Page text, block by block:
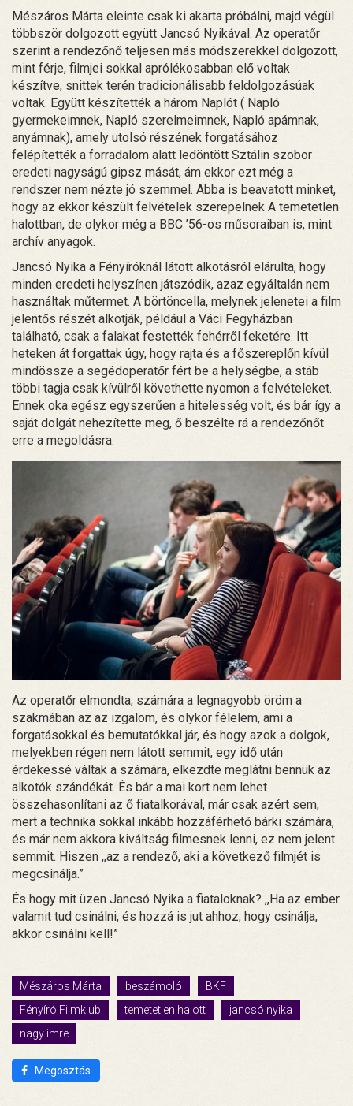
Mészáros Márta eleinte csak ki akarta próbálni, majd végül
többször dolgozott együtt Jancsó Nyikával. Az operatőr
szerint a rendezőnő teljesen más módszerekkel dolgozott,
mint férje, filmjei sokkal aprólékosabban elő voltak
készítve, snittek terén tradicionálisabb feldolgozásúak
voltak. Együtt készítették a három Naplót ( Napló
gyermekeimnek, Napló szerelmeimnek, Napló apámnak,
anyámnak), amely utolsó részének forgatásához
felépítették a forradalom alatt ledöntött Sztálin szobor
eredeti nagyságú gipsz mását, ám ekkor ezt még a
rendszer nem nézte jó szemmel. Abba is beavatott minket,
hogy az ekkor készült felvételek szerepelnek A temetetlen
halottban, de olykor még a BBC ’56-os műsoraiban is, mint
archív anyagok.
Jancsó Nyika a Fényíróknál látott alkotásról elárulta, hogy
minden eredeti helyszínen játszódik, azaz egyáltalán nem
használtak műtermet. A börtöncella, melynek jelenetei a film
jelentős részét alkotják, például a Váci Fegyházban
található, csak a falakat festették fehérről feketére. Itt
heteken át forgattak úgy, hogy rajta és a főszereplőn kívül
mindössze a segédoperatőr fért be a helységbe, a stáb
többi tagja csak kívülről követhette nyomon a felvételeket.
Ennek oka egész egyszerűen a hitelesség volt, és bár így a
saját dolgát nehezítette meg, ő beszélte rá a rendezőnőt
erre a megoldásra.
Az operatőr elmondta, számára a legnagyobb öröm a
szakmában az az izgalom, és olykor félelem, ami a
forgatásokkal és bemutatókkal jár, és hogy azok a dolgok,
melyekben régen nem látott semmit, egy idő után
érdekessé váltak a számára, elkezdte meglátni bennük az
alkotók szándékát. És bár a mai kort nem lehet
összehasonlítani az ő fiatalkorával, már csak azért sem,
mert a technika sokkal inkább hozzáférhető bárki számára,
és már nem akkora kiváltság filmesnek lenni, ez nem jelent
semmit. Hiszen ,,az a rendező, aki a következő filmjét is
megcsinálja.”
És hogy mit üzen Jancsó Nyika a fiataloknak? ,,Ha az ember
valamit tud csinálni, és hozzá is jut ahhoz, hogy csinálja,
akkor csinálni kell!”
Mészáros Márta beszámoló
BKF
Fényíró Filmklub
temetetlen halott
jancsó nyika
nagy imre
Megosztás